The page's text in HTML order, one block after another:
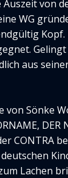
von
WG
aus
von Sönke
DER
CONTRA
Lachen